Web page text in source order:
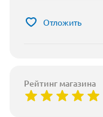
Отложить
Рейтинг магазина